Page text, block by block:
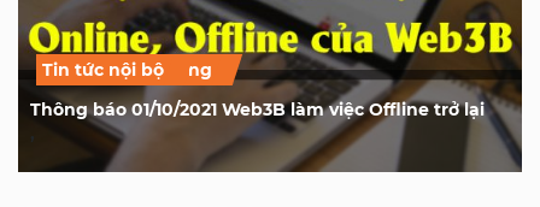
Thông báo 01/10/2021 Web3B làm việc Offline trở lại
Tin tức - hoạt động
,
Tin tức nội bộ